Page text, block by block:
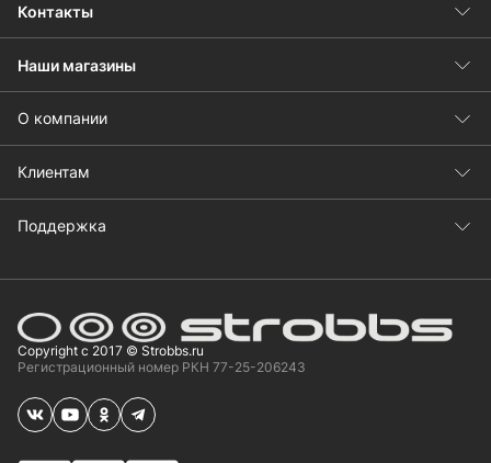
Контакты
Наши магазины
О компании
Клиентам
Поддержка
Copyright с 2017 © Strobbs.ru
Регистрационный номер РКН 77-25-206243